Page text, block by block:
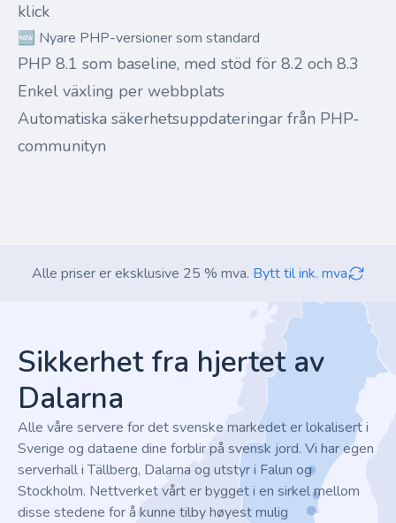
klick
🆕 Nyare PHP-versioner som standard
PHP 8.1 som baseline, med stöd för 8.2 och 8.3
Enkel växling per webbplats
Automatiska säkerhetsuppdateringar från PHP-
communityn
Alle priser er eksklusive 25 % mva. Bytt til ink. mva
Sikkerhet fra hjertet av
Dalarna
Alle våre servere for det svenske markedet er lokalisert i
Sverige og dataene dine forblir på svensk jord. Vi har egen
serverhall i Tällberg, Dalarna og utstyr i Falun og
Stockholm. Nettverket vårt er bygget i en sirkel mellom
disse stedene for å kunne tilby høyest mulig